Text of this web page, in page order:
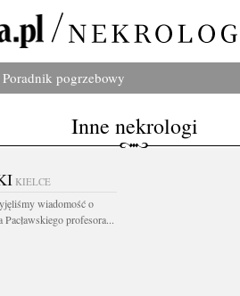
Poradnik pogrzebowy
Inne nekrologi
KIELCE
wiadomość o
profesora...